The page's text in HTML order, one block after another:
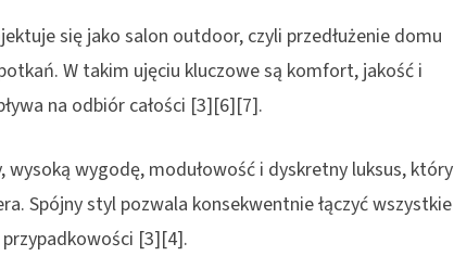
się jako salon outdoor, czyli przedłużenie domu
W takim ujęciu kluczowe są komfort, jakość i
na odbiór całości [3][6][7].
wysoką wygodę, modułowość i dyskretny luksus, który
Spójny styl pozwala konsekwentnie łączyć wszystkie
[3][4].